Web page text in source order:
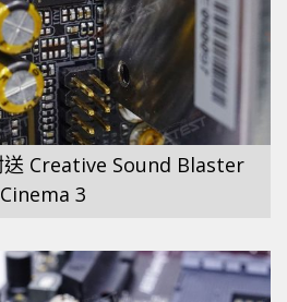
送 Creative Sound Blaster
Cinema 3